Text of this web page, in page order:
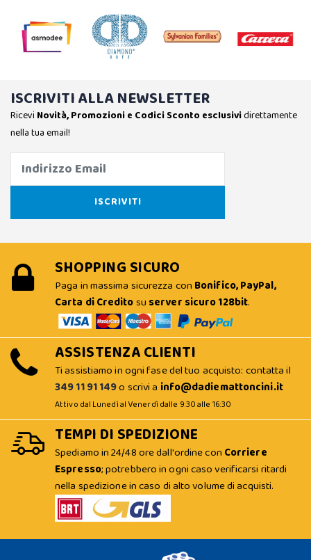
ISCRIVITI ALLA NEWSLETTER
Ricevi Novità, Promozioni e Codici Sconto esclusividirettamente
nella tua email!
SHOPPING SICURO
Paga in massima sicurezza con Bonifico, PayPal,
Carta di Creditosu server sicuro 128bit.
ASSISTENZA CLIENTI
Ti assistiamo in ogni fase del tuo acquisto: contatta il
349 11 91 149o scrivi a info@dadiemattoncini.it
Attivo dal Lunedì al Venerdì dalle 9:30 alle 16:30
TEMPI DI SPEDIZIONE
Spediamo in 24/48 ore dall'ordine con Corriere
Espresso; potrebbero in ogni caso verificarsi ritardi
nella spedizione in caso di alto volume di acquisti.